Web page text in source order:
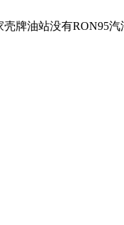
牌油站没有RON95